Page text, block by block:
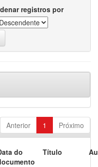
registros por
Anterior 1 Próximo
do
Título